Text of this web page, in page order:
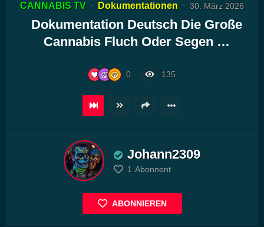
Player
CANNABIS TV Dokumentationen 30. März 2026
Dokumentation Deutsch Die Große
Cannabis Fluch Oder Segen …
0 135
Johann2309
1 Abonnent
ABONNIEREN